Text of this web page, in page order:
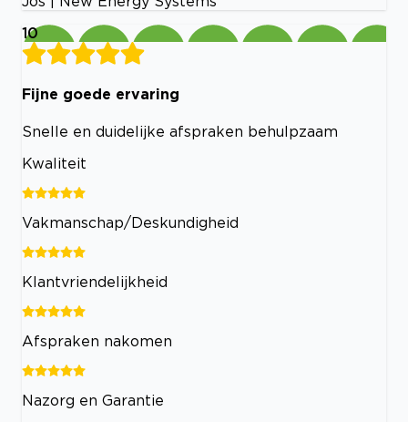
10
Fijne goede ervaring
Snelle en duidelijke afspraken behulpzaam
Kwaliteit
Vakmanschap/Deskundigheid
Klantvriendelijkheid
Afspraken nakomen
Nazorg en Garantie